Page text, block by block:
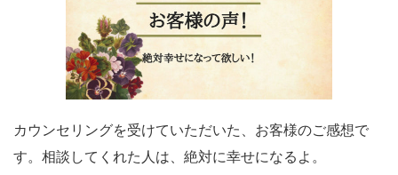
カウンセリングを受けていただいた、お客様のご感想で
す。相談してくれた人は、絶対に幸せになるよ。